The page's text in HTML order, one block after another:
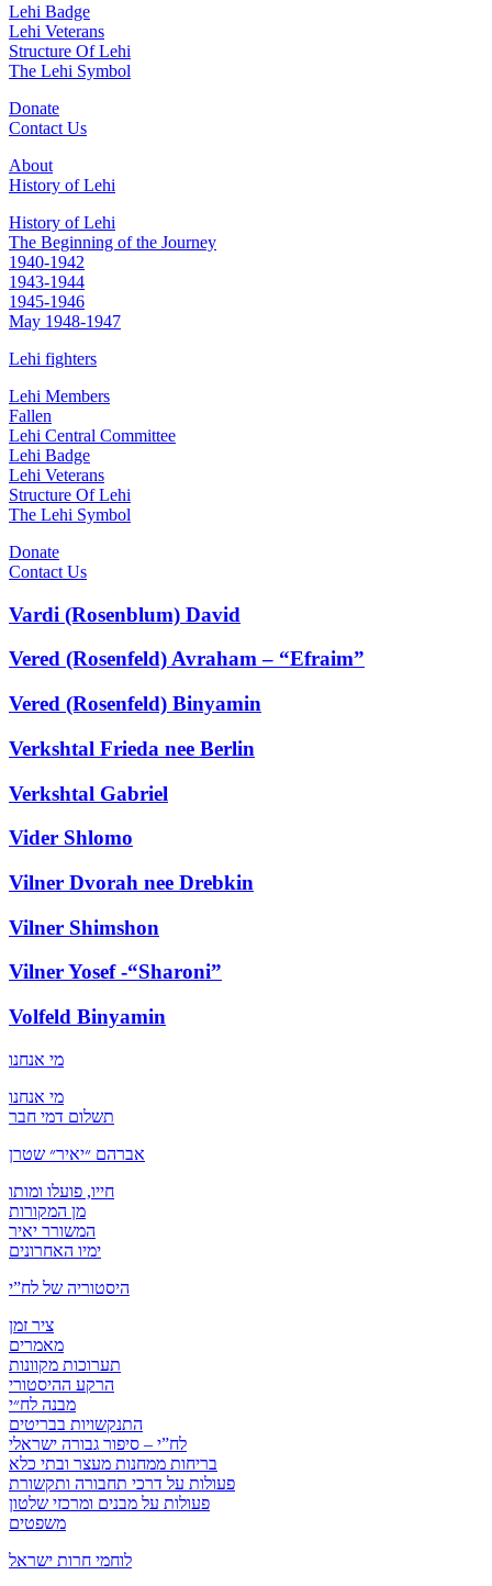
Lehi Badge
Lehi Veterans
Structure Of Lehi
The Lehi Symbol
Donate
Contact Us
About
History of Lehi
History of Lehi
The Beginning of the Journey
1940-1942
1943-1944
1945-1946
May 1948-1947
Lehi fighters
Lehi Members
Fallen
Lehi Central Committee
Lehi Badge
Lehi Veterans
Structure Of Lehi
The Lehi Symbol
Donate
Contact Us
Vardi (Rosenblum) David
Vered (Rosenfeld) Avraham – “Efraim”
Vered (Rosenfeld) Binyamin
Verkshtal Frieda nee Berlin
Verkshtal Gabriel
Vider Shlomo
Vilner Dvorah nee Drebkin
Vilner Shimshon
Vilner Yosef -“Sharoni”
Volfeld Binyamin
מי אנחנו
מי אנחנו
תשלום דמי חבר
אברהם ״יאיר״ שטרן
חייו, פועלו ומותו
מן המקורות
המשורר יאיר
ימיו האחרונים
היסטוריה של לח”י
ציר זמן
מאמרים
תערוכות מקוונות
הרקע ההיסטורי
מבנה לח״י
התנקשויות בבריטים
לח”י – סיפור גבורה ישראלי
בריחות ממחנות מעצר ובתי כלא
פעולות על דרכי תחבורה ותקשורת
פעולות על מבנים ומרכזי שלטון
משפטים
לוחמי חרות ישראל